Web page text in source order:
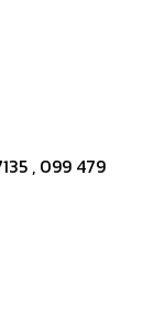
, 099 479